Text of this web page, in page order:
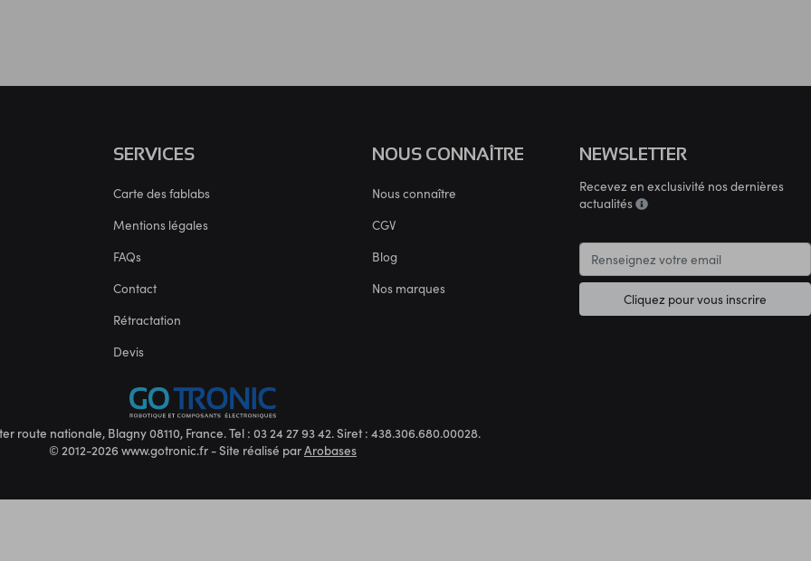
SERVICES
Carte des fablabs
Mentions légales
FAQs
Contact
Rétractation
Devis
NOUS CONNAÎTRE
Nous connaître
CGV
Blog
Nos marques
NEWSLETTER
Recevez en exclusivité nos dernières
actualités
Cliquez pour vous inscrire
route nationale, Blagny 08110, France. Tel : 03 24 27 93 42. Siret : 438.306.680.00028.
© 2012-2026 www.gotronic.fr - Site réalisé parArobases